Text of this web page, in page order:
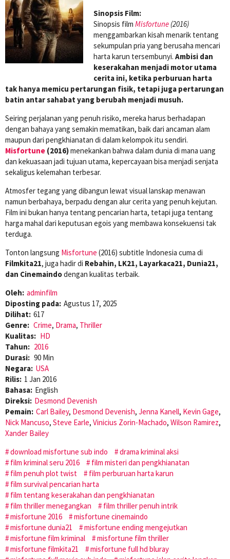
Sinopsis Film:
Sinopsis film Misfortune (2016)
menggambarkan kisah menarik tentang
sekumpulan pria yang berusaha mencari
harta karun tersembunyi. Ambisi dan
keserakahan menjadi motor utama
cerita ini, ketika perburuan harta
tak hanya memicu pertarungan fisik, tetapi juga pertarungan
batin antar sahabat yang berubah menjadi musuh.
Seiring perjalanan yang penuh risiko, mereka harus berhadapan
dengan bahaya yang semakin mematikan, baik dari ancaman alam
maupun dari pengkhianatan di dalam kelompok itu sendiri.
Misfortune (2016)menekankan bahwa dalam dunia di mana uang
dan kekuasaan jadi tujuan utama, kepercayaan bisa menjadi senjata
sekaligus kelemahan terbesar.
Atmosfer tegang yang dibangun lewat visual lanskap menawan
namun berbahaya, berpadu dengan alur cerita yang penuh kejutan.
Film ini bukan hanya tentang pencarian harta, tetapi juga tentang
harga mahal dari keputusan egois yang membawa konsekuensi tak
terduga.
Tonton langsung Misfortune (2016) subtitle Indonesia cuma di
Filmkita21, juga hadir di Rebahin, LK21, Layarkaca21, Dunia21,
dan Cinemaindodengan kualitas terbaik.
Oleh: adminfilm
Diposting pada: Agustus 17, 2025
Dilihat: 617
Genre: Crime, Drama, Thriller
Kualitas: HD
Tahun: 2016
Durasi: 90 Min
Negara: USA
Rilis: 1 Jan 2016
Bahasa: English
Direksi: Desmond Devenish
Pemain: Carl Bailey, Desmond Devenish, Jenna Kanell, Kevin Gage,
Nick Mancuso, Steve Earle, Vinicius Zorin-Machado, Wilson Ramirez,
Xander Bailey
download misfortune sub indo
drama kriminal aksi
film kriminal seru 2016
film misteri dan pengkhianatan
film penuh plot twist
film perburuan harta karun
film survival pencarian harta
film tentang keserakahan dan pengkhianatan
film thriller menegangkan
film thriller penuh intrik
misfortune 2016
misfortune cinemaindo
misfortune dunia21
misfortune ending mengejutkan
misfortune film kriminal
misfortune film thriller
misfortune filmkita21
misfortune full hd bluray